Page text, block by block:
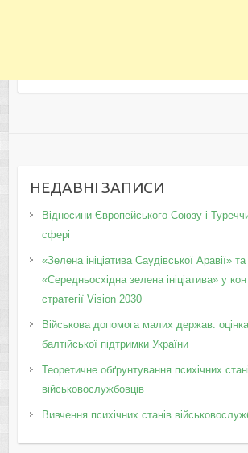
НЕДАВНІ ЗАПИСИ
Відносини Європейського Союзу і
сфері
«Зелена ініціатива Саудівської Аравії» та
«Середньосхідна зелена ініціатива» у
стратегії Vision 2030
Військова допомога малих держав:
балтійської підтримки України
Теоретичне обґрунтування психічних
військовослужбовців
Вивчення психічних станів